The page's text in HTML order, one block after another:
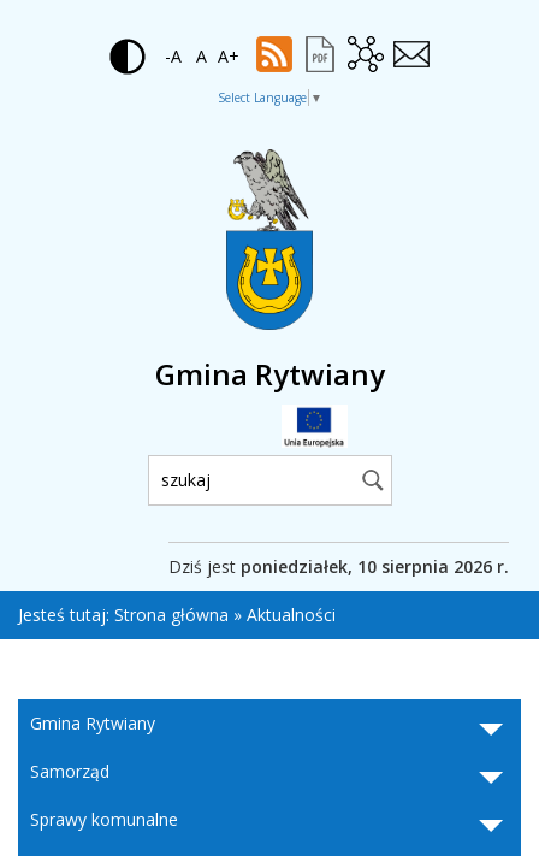
Gmina Rytwiany
-A A A+
Select Language ▼
Dziś jest poniedziałek, 10 sierpnia 2026 r.
Jesteś tutaj: Strona główna » Aktualności
Gmina Rytwiany
Samorząd
Sprawy komunalne